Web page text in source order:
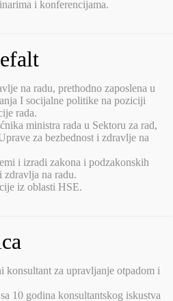
i konferencijama.
na radu, prethodno zaposlena u
I socijalne politike na poziciji
rada.
ministra rada u Sektoru za rad,
za bezbednost i zdravlje na
i izradi zakona i podzakonskih
zdravlja na radu.
iz oblasti HSE.
za upravljanje otpadom i
10 godina konsultantskog iskustva